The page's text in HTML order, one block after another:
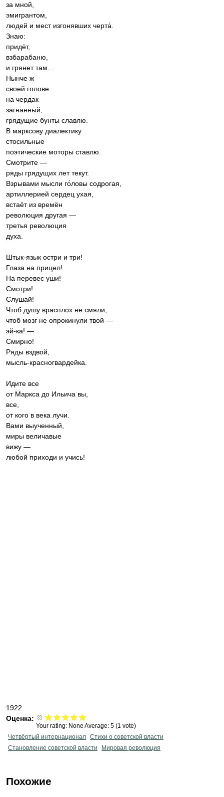
за мной,
эмигрантом,
людей и мест изгонявших черта́.
Знаю:
придёт,
взбарабаню,
и грянет там…
Нынче ж
своей голове
на чердак
загнанный,
грядущие бунты славлю.
В марксову диалектику
стосильные
поэтические моторы ставлю.
Смотрите —
ряды грядущих лет текут.
Взрывами мысли го́ловы содрогая,
артиллерией сердец ухая,
встаёт из времён
революция другая —
третья революция
духа.
Штык-язык остри и три!
Глаза на прицел!
На перевес уши!
Смотри!
Слушай!
Чтоб душу врасплох не смяли,
чтоб мозг не опрокинули твой —
эй-ка! —
Смирно!
Ряды вздвой,
мысль-красногвардейка.
Идите все
от Маркса до Ильича вы,
все,
от кого в века лучи.
Вами выученный,
миры величавые
вижу —
любой приходи и учись!
1922
Оценка:
Your rating: None Average: 5 (1 vote)
Четвёртый интернационал Стихи о советской власти
Становление советской власти
Мировая революция
Похожие